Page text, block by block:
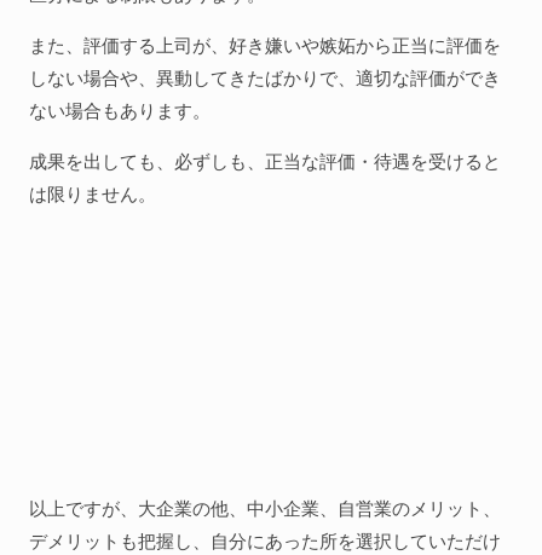
また、評価する上司が、好き嫌いや嫉妬から正当に評価を
しない場合や、異動してきたばかりで、適切な評価ができ
ない場合もあります。
成果を出しても、必ずしも、正当な評価・待遇を受けると
は限りません。
以上ですが、大企業の他、中小企業、自営業のメリット、
デメリットも把握し、自分にあった所を選択していただけ